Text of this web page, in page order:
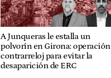
A Junqueras le estalla un
polvorín en Girona: operación
contrarreloj para evitar la
desaparición de ERC